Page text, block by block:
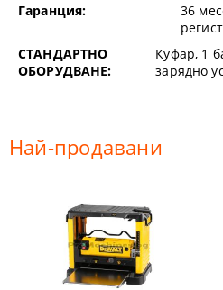
Гаранция:
36
СТАНДАРТНО
ОБОРУДВАНЕ:
Куфар, 1
зарядно
Най-продавани